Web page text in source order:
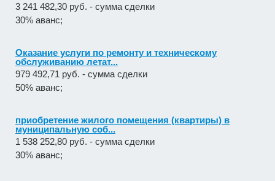
3 241 482,30 руб. - сумма сделки
30% аванс;
Оказание услуги по ремонту и техническому
обслуживанию летат...
979 492,71 руб. - сумма сделки
50% аванс;
приобретение жилого помещения (квартиры) в
муниципальную соб...
1 538 252,80 руб. - сумма сделки
30% аванс;